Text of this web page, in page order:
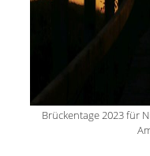
und bin zur Zeit für
(PMT) im Compute
Brückentage 2023 für